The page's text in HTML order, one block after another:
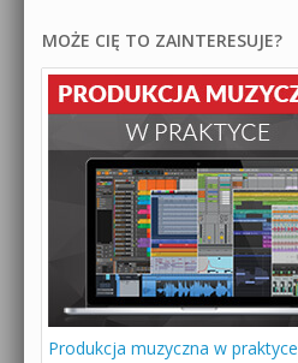
MOŻE CIĘ TO ZAINTERESUJE?
Produkcja muzyczna w praktyce